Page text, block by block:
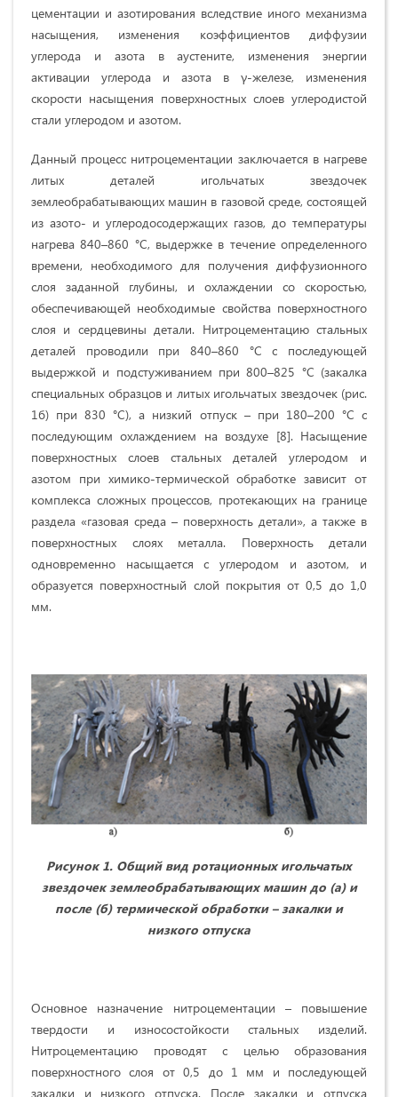
цементации и азотирования вследствие иного механизма
насыщения, изменения коэффициентов диффузии
углерода и азота в аустените, изменения энергии
активации углерода и азота в γ-железе, изменения
скорости насыщения поверхностных слоев углеродистой
стали углеродом и азотом.
Данный процесс нитроцементации заключается в нагреве
литых деталей игольчатых звездочек
землеобрабатывающих машин в газовой среде, состоящей
из азото- и углеродосодержащих газов, до температуры
нагрева 840–860 °С, выдержке в течение определенного
времени, необходимого для получения диффузионного
слоя заданной глубины, и охлаждении со скоростью,
обеспечивающей необходимые свойства поверхностного
слоя и сердцевины детали. Нитроцементацию стальных
деталей проводили при 840–860 °С с последующей
выдержкой и подстуживанием при 800–825 °С (закалка
специальных образцов и литых игольчатых звездочек (рис.
1б) при 830 °С), а низкий отпуск – при 180–200 °С с
последующим охлаждением на воздухе [8]. Насыщение
поверхностных слоев стальных деталей углеродом и
азотом при химико-термической обработке зависит от
комплекса сложных процессов, протекающих на границе
раздела «газовая среда – поверхность детали», а также в
поверхностных слоях металла. Поверхность детали
одновременно насыщается с углеродом и азотом, и
образуется поверхностный слой покрытия от 0,5 до 1,0
мм.
Рисунок 1. Общий вид ротационных игольчатых
звездочек землеобрабатывающих машин до (а) и
после (б) термической обработки – закалки и
низкого отпуска
Основное назначение нитроцементации – повышение
твердости и износостойкости стальных изделий.
Нитроцементацию проводят с целью образования
поверхностного слоя от 0,5 до 1 мм и последующей
закалки и низкого отпуска. После закалки и отпуска